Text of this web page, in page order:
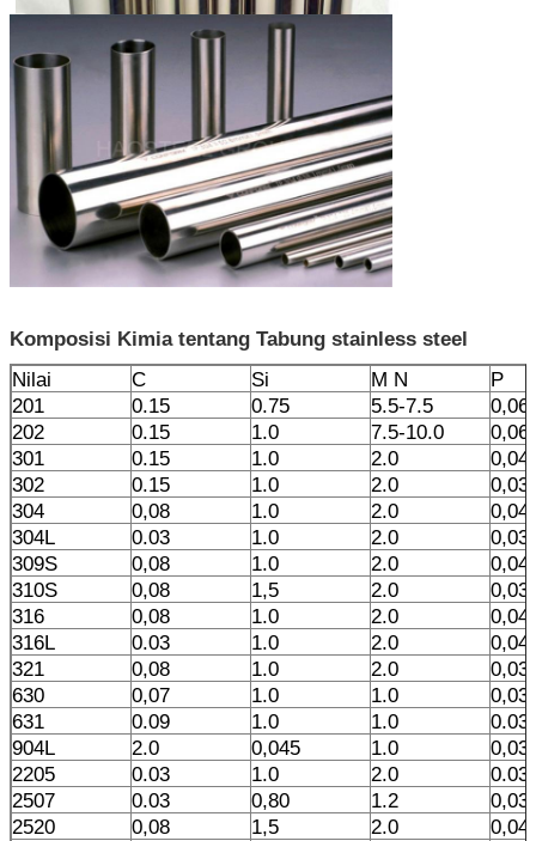
Komposisi Kimia tentang Tabung stainless steel
Nilai
C Si M N
P
201
0.15 0.75 5.5-7.5
0,06
202
0.15 1.0 7.5-10.0
0,06
301
0.15 1.0 2.0
302
0.15 1.0 2.0
304
0,08 1.0 2.0
304L
0.03 1.0 2.0
309S
0,08 1.0 2.0
310S
0,08 1,5 2.0
316
0,08 1.0 2.0
316L
0.03 1.0 2.0
321
0,08 1.0 2.0
630
0,07 1.0 1.0
631
0.09 1.0 1.0
904L
2.0 0,045 1.0
2205
0.03 1.0 2.0
2507
0.03 0,80 1.2
2520
0,08 1,5 2.0